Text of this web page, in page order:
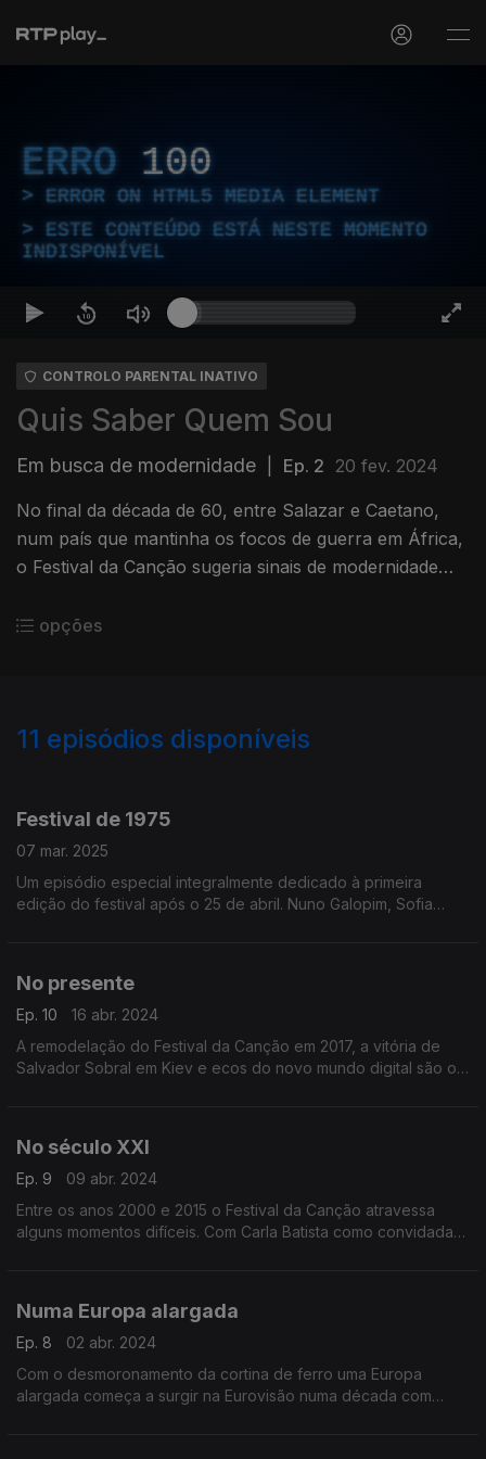
ERRO 100
ERROR ON HTML5 MEDIA ELEMENT
ESTE CONTEÚDO ESTÁ NESTE MOMENTO
INDISPONÍVEL
CONTROLO PARENTAL INATIVO
Quis Saber Quem Sou
Em busca de modernidade Ep. 2 20 fev. 2024
No final da década de 60, entre Salazar e Caetano,
num país que mantinha os focos de guerra em África,
o Festival da Canção sugeria sinais de modernidade
episódio.
opções
11 episódios disponíveis
Festival de 1975
07 mar. 2025
Um episódio especial integralmente dedicado à primeira
edição do festival após o 25 de abril. Nuno Galopim, Sofia
No presente
Ep. 10
16 abr. 2024
A remodelação do Festival da Canção em 2017, a vitória de
Salvador Sobral em Kiev e ecos do novo mundo digital são o
No século XXI
Ep. 9
09 abr. 2024
Entre os anos 2000 e 2015 o Festival da Canção atravessa
alguns momentos difíceis. Com Carla Batista como convidada
Numa Europa alargada
Ep. 8
02 abr. 2024
Com o desmoronamento da cortina de ferro uma Europa
alargada começa a surgir na Eurovisão numa década com